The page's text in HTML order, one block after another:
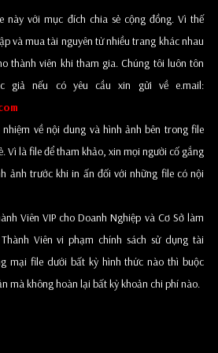
này với mục đích chia sẻ cộng đồng. Vì thế
và mua tài nguyên từ nhiều trang khác nhau
thành viên khi tham gia. Chúng tôi luôn tôn
giả nếu có yêu cầu xin gửi về e.mail:
về nội dung và hình ảnh bên trong file
Vì là file để tham khảo, xin mọi người cố gắng
ảnh trước khi in ấn đối với những file có nội
Viên VIP cho Doanh Nghiệp và Cơ Sở làm
Viên vi phạm chính sách sử dụng tài
mại file dưới bất kỳ hình thức nào thì buộc
mà không hoàn lại bất kỳ khoản chi phí nào.